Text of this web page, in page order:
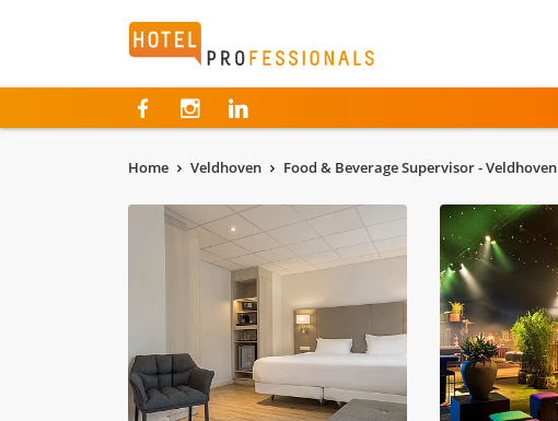
Hotelprofessionals
Home Veldhoven Food & Beverage Supervisor - Veldhoven